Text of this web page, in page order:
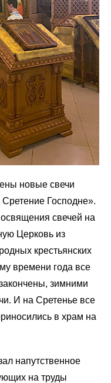
новые свечи
Господне».
свечей на
Церковь из
крестьянских
времени года все
зимними
И на Сретенье все
в храм на
напутственное
на труды